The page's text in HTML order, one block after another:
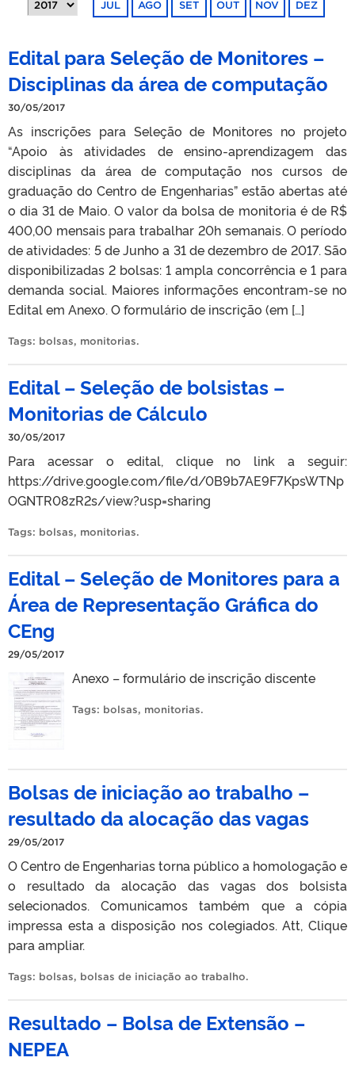
JUL AGO SET OUT NOV DEZ
Edital para Seleção de Monitores –
Disciplinas da área de computação
30/05/2017
As inscrições para Seleção de Monitores no projeto
“Apoio às atividades de ensino-aprendizagem das
disciplinas da área de computação nos cursos de
graduação do Centro de Engenharias” estão abertas até
o dia 31 de Maio. O valor da bolsa de monitoria é de R$
400,00 mensais para trabalhar 20h semanais. O período
de atividades: 5 de Junho a 31 de dezembro de 2017. São
disponibilizadas 2 bolsas: 1 ampla concorrência e 1 para
demanda social. Maiores informações encontram-se no
Edital em Anexo. O formulário de inscrição (em […]
Tags: bolsas, monitorias.
Edital – Seleção de bolsistas –
Monitorias de Cálculo
30/05/2017
Para acessar o edital, clique no link a seguir:
https://drive.google.com/file/d/0B9b7AE9F7KpsWTNp
OGNTR08zR2s/view?usp=sharing
Tags: bolsas, monitorias.
Edital – Seleção de Monitores para a
Área de Representação Gráfica do
CEng
29/05/2017
Anexo – formulário de inscrição discente
Tags: bolsas, monitorias.
Bolsas de iniciação ao trabalho –
resultado da alocação das vagas
29/05/2017
O Centro de Engenharias torna público a homologação e
o resultado da alocação das vagas dos bolsista
selecionados. Comunicamos também que a cópia
impressa esta a disposição nos colegiados. Att, Clique
para ampliar.
Tags: bolsas, bolsas de iniciação ao trabalho.
Resultado – Bolsa de Extensão –
NEPEA